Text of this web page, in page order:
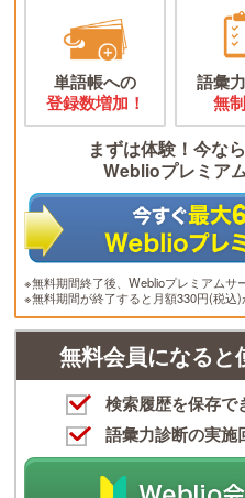
単語帳への
登録数増加！
語彙
無
まずは体験！今なら
Weblioプレミア
※無料期間終了後、Weblioプレミアムサ
※無料期間が終了すると月額330円(税込)
無料会員になると
検索履歴を保存で
語彙力診断の実施